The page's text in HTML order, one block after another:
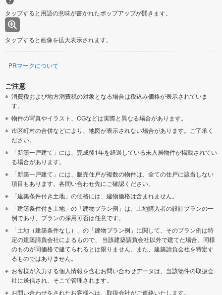
タップすると用語の意味が書かれたポップアップが開きます。
タップすると画像を拡大表示されます。
PRマークについて
ご注意
消費税および地方消費税の対象となる場合は税込み価格が表示されていま
す。
物件の写真やイラスト、CGなどは実際と異なる場合があります。
市区町村の合併などにより、地図が表示されない場合があります。ご了承く
ださい。
「新築一戸建て」には、完成後1年を経過している未入居物件が掲載されてい
る場合があります。
「新築一戸建て」には、販売住戸が複数の物件は、全ての住戸に該当しない
項目もあります。各問い合わせ先にご確認ください。
「建築条件付き土地」の価格には、建物価格は含まれません。
「建築条件付き土地」の「建物プラン例」は、土地購入者の設計プランの一
例であり、プランの採用可否は任意です。
「土地（建築条件なし）」の「建物プラン例」に関して、そのプラン例は特
定の建築請負会社によるもので、 当該建築請負会社以外で建てた場合、同様
のものが同価格で建てられるとは限りません。また、建築請負会社を特定す
るものではありません。
お客様が入力する個人情報を含むお問い合わせデータは、当該物件の取扱会
社に送信され、そこで管理されます。
お問い合わせをされたお客様へは、取扱会社がご連絡いたします。